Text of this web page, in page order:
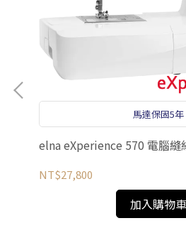
馬達保固5年
elna eXperience 570 電腦縫
NT$27,800
加入購物車